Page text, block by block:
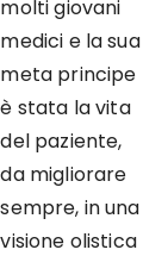
molti giovani
medici e la sua
meta principe
è stata la vita
del paziente,
da migliorare
sempre, in una
visione olistica